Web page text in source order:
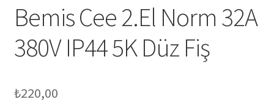
Bemis Cee 2.El Norm 32A
380V IP44 5K Düz Fiş
₺220,00